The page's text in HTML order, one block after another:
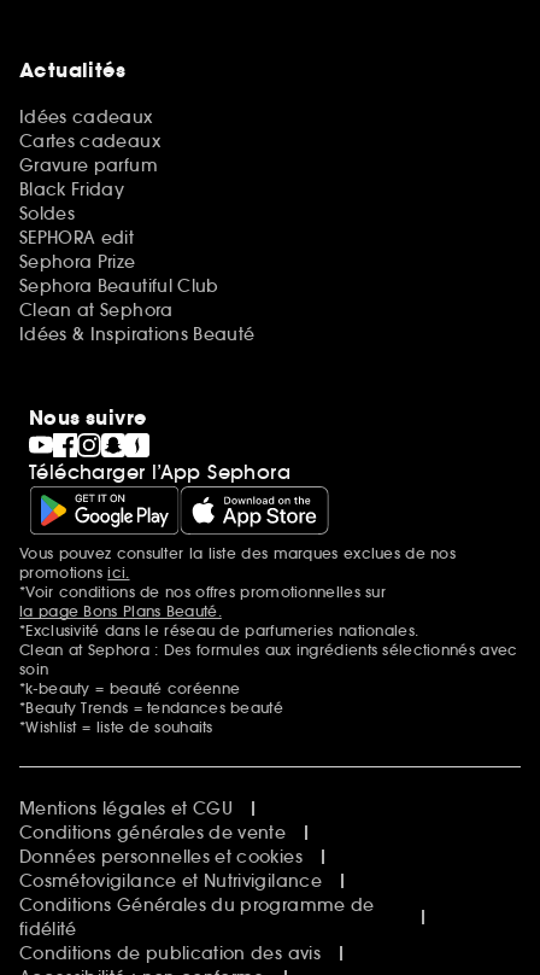
Actualités
Idées cadeaux
Cartes cadeaux
Gravure parfum
Black Friday
Soldes
SEPHORA edit
Sephora Prize
Sephora Beautiful Club
Clean at Sephora
Idées & Inspirations Beauté
Nous suivre
Télécharger l’App Sephora
Mentions additionnelles
Vous pouvez consulter la liste des marques exclues de nos
promotionsici.
*Voir conditions de nos offres promotionnelles sur
la page Bons Plans Beauté.
*Exclusivité dans le réseau de parfumeries nationales.
Clean at Sephora : Des formules aux ingrédients sélectionnés avec
soin
*k-beauty = beauté coréenne
*Beauty Trends = tendances beauté
*Wishlist = liste de souhaits
Mentions légales et CGU
Conditions générales de vente
Données personnelles et cookies
Cosmétovigilance et Nutrivigilance
Conditions Générales du programme de
fidélité
Conditions de publication des avis